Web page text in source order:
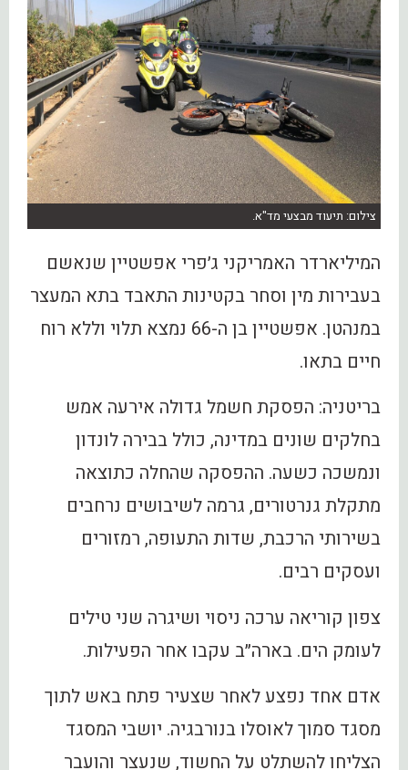
צילום: תיעוד מבצעי מד"א.
המיליארדר האמריקני ג׳פרי אפשטיין שנאשם
בעבירות מין וסחר בקטינות התאבד בתא המעצר
במנהטן. אפשטיין בן ה-66 נמצא תלוי וללא רוח
חיים בתאו.
בריטניה: הפסקת חשמל גדולה אירעה אמש
בחלקים שונים במדינה, כולל בבירה לונדון
ונמשכה כשעה. ההפסקה שהחלה כתוצאה
מתקלת גנרטורים, גרמה לשיבושים נרחבים
בשירותי הרכבת, שדות התעופה, רמזורים
ועסקים רבים.
צפון קוריאה ערכה ניסוי ושיגרה שני טילים
לעומק הים. בארה״ב עקבו אחר הפעילות.
אדם אחד נפצע לאחר שצעיר פתח באש לתוך
מסגד סמוך לאוסלו בנורבגיה. יושבי המסגד
הצליחו להשתלט על החשוד, שנעצר והועבר